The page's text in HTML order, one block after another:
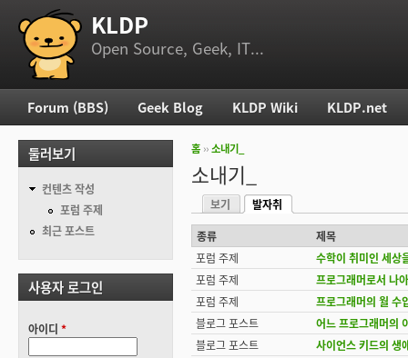
부 메뉴 KLDP
Open Source, Geek, IT...
현재 위치
홈 ››소내기_
소내기_
기본탭
보기
발자취
(활성탭)
종류
제목
포럼 주제
수학이 취미인 세상
포럼 주제
프로그래머로서 나
포럼 주제
프로그래머의 월 수
블로그 포스트
어느 프로그래머의
블로그 포스트
사이언스 키드의 생
주 메뉴
Forum (BBS) Geek Blog KLDP Wiki KLDP.net
둘러보기
컨텐츠 작성
포럼 주제
최근 포스트
사용자 로그인
아이디 *